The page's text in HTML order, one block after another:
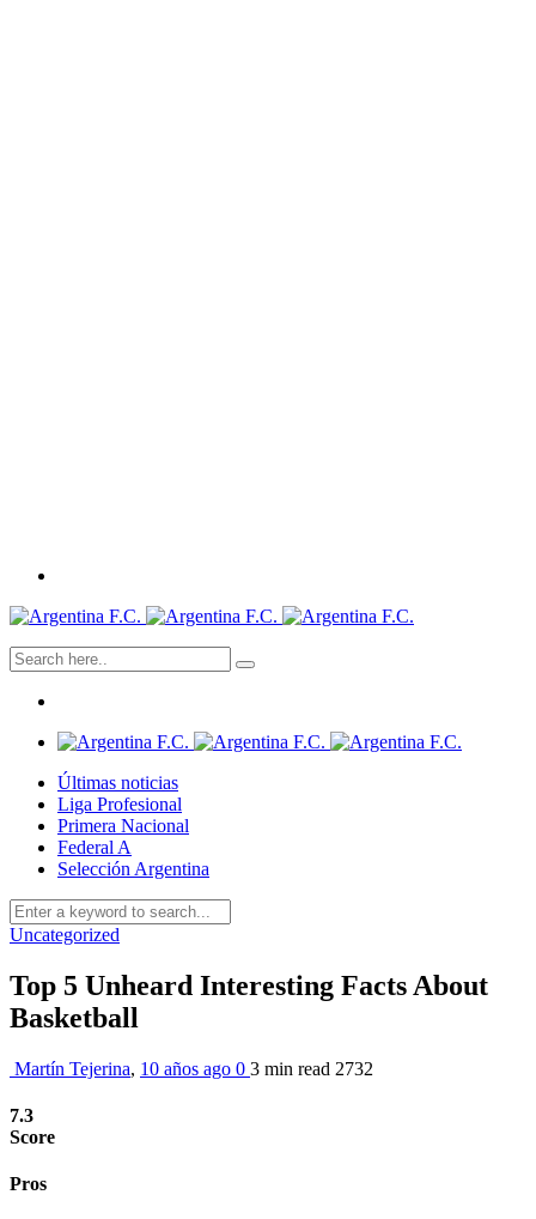
Últimas noticias
Liga Profesional
Primera Nacional
Federal A
Selección Argentina
Uncategorized
Top 5 Unheard Interesting Facts About
Basketball
Martín Tejerina, 10 años ago 0 3 min read 2732
7.3
Score
Pros